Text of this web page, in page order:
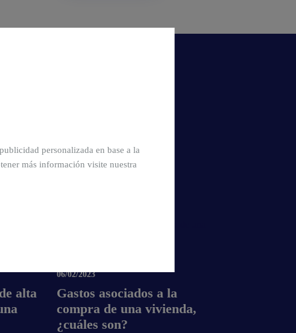
alta
06/02/2023
Gastos asociados a la
compra de una vivienda,
¿cuáles son?
personalizada en base a la
más información visite nuestra